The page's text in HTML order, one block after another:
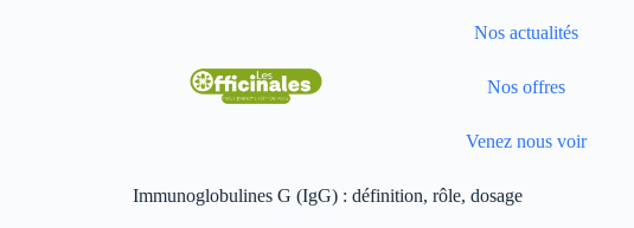
Nos actualités
Nos offres
Venez nous voir
Immunoglobulines G (IgG) : définition, rôle, dosage